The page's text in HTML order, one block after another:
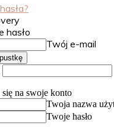
hasło
Twój e-mail
na swoje konto
Twoja nazwa
Twoje hasło